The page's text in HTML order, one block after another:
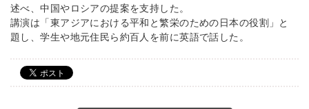
述べ、中国やロシアの提案を支持した。
講演は「東アジアにおける平和と繁栄のための日本の役割」と
題し、学生や地元住民ら約百人を前に英語で話した。